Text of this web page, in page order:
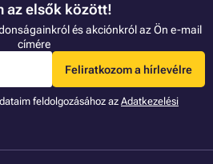
az elsők között!
és akciónkról az Ön e-mail
címére
Feliratkozom a hírlevélre
feldolgozásához az Adatkezelési